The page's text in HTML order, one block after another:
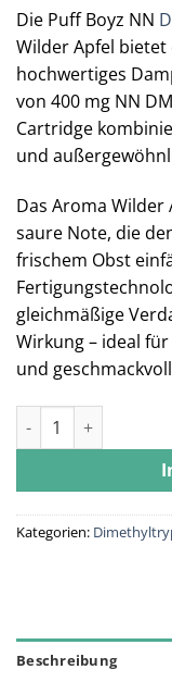
Die Puff Boyz NN
Wilder Apfel
hochwertiges
von 400 mg NN
Cartridge
und
Das Aroma
saure Note, die
frischem Obst
gleichmäßige
Wirkung – ideal
und
Puff Boyz -NN DMT
Kategorien:
Beschreibung